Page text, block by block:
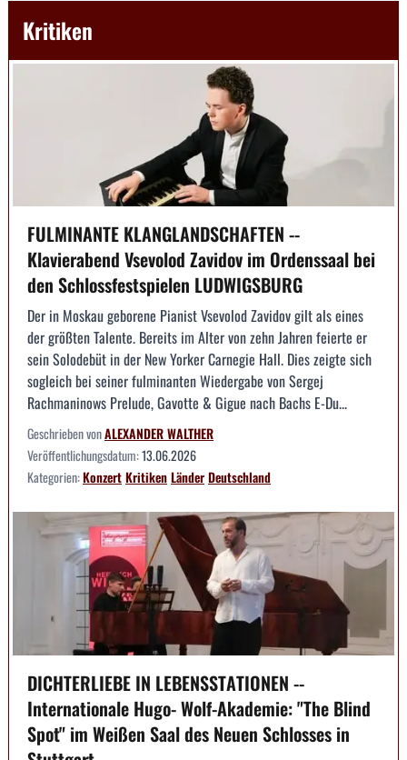
Kritiken
FULMINANTE KLANGLANDSCHAFTEN --
Klavierabend Vsevolod Zavidov im Ordenssaal bei
den Schlossfestspielen LUDWIGSBURG
Der in Moskau geborene Pianist Vsevolod Zavidov gilt als eines
der größten Talente. Bereits im Alter von zehn Jahren feierte er
sein Solodebüt in der New Yorker Carnegie Hall. Dies zeigte sich
sogleich bei seiner fulminanten Wiedergabe von Sergej
Rachmaninows Prelude, Gavotte & Gigue nach Bachs E-Du...
Geschrieben vonALEXANDER WALTHER
Veröffentlichungsdatum:13.06.2026
Kategorien:KonzertKritikenLänderDeutschland
DICHTERLIEBE IN LEBENSSTATIONEN --
Internationale Hugo- Wolf-Akademie: "The Blind
Spot" im Weißen Saal des Neuen Schlosses in